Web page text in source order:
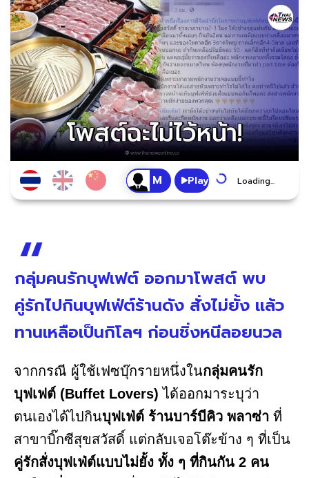
Play Loading...
กลุ่มคนรักบุฟเฟต์ ออกมาโพสต์ พบ
คู่รักไปกินบุฟเฟ่ต์ร้านดัง สั่งไม่ยั้ง แล้ว
ทานเหลือเป็นกิโลฯ ก่อนชิ่งหนีลอยนวล
จากกรณี ผู้ใช้เฟซบุ๊กรายหนึ่งในกลุ่มคนรัก
บุฟเฟต์ (Buffet Lovers) ได้ออกมาระบุว่า
ตนเองได้ไปกินบุฟเฟ่ต์ ร้านบาร์บีคิว พลาซ่า ที่
สาขาบิ๊กซีสุขสวัสดิ์ แต่กลับเจอโต๊ะข้าง ๆ ที่เป็น
คู่รักสั่งบุฟเฟ่ต์แบบไม่ยั้ง ทั้ง ๆ ที่กินกัน 2 คน